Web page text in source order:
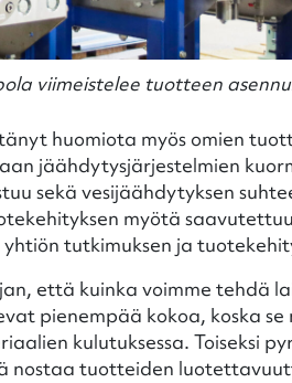
viimeistelee tuotteen
huomiota myös omien
jäähdytysjärjestelmien
sekä vesijäähdytyksen
myötä
tutkimuksen ja
että kuinka voimme tehdä
pienempää kokoa, koska se
kulutuksessa. Toiseksi
nostaa tuotteiden